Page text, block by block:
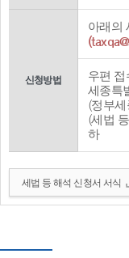
신청방법
아래의
우편
세종특
(정부
(세법
하
세법 등 해석 신청서 서식